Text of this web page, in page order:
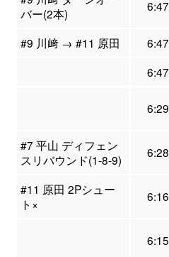
バー(2本)
6:47
#9 川﨑 → #11 原田
6:47
6:47
6:29
#7 平山 ディフェン
スリバウンド(1-8-9)
6:28
#11 原田 2Pシュー
ト×
6:16
6:15